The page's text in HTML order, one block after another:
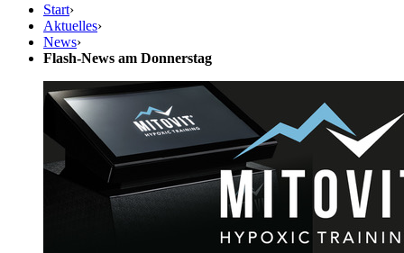
Start›
Aktuelles›
News›
Flash-News am Donnerstag